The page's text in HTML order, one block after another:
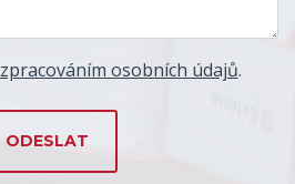
zpracováním osobních údajů.